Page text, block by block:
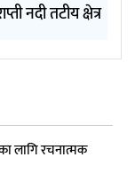
नदी तटीय क्षेत्र
लागि रचनात्मक